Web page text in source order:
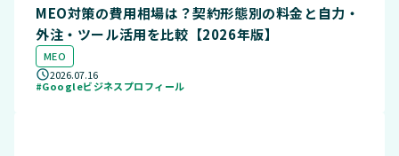
MEO対策の費用相場は？契約形態別の料金と自力・
外注・ツール活用を比較【2026年版】
MEO
2026.07.16
#Googleビジネスプロフィール